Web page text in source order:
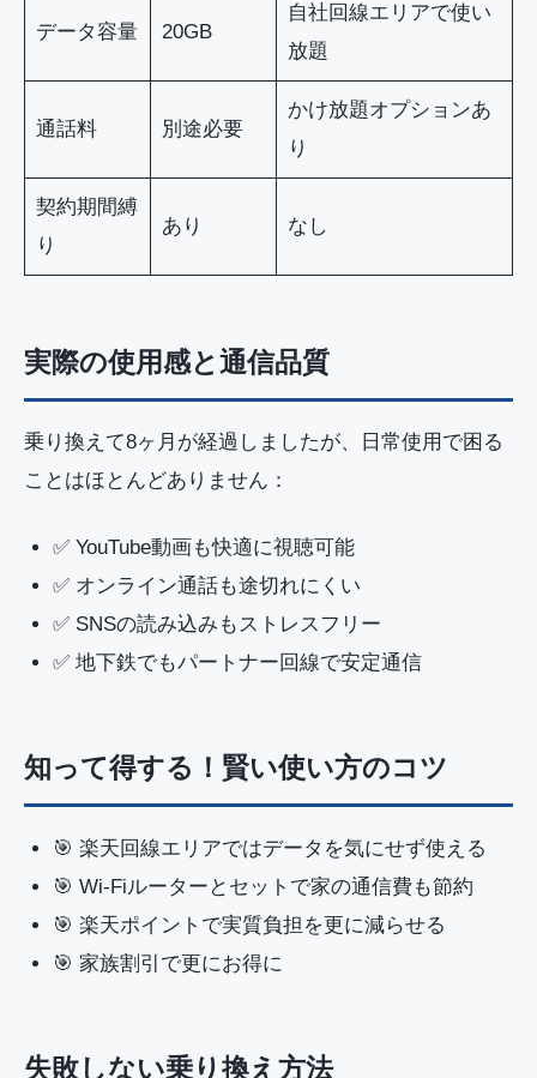
データ容量 20GB
自社回線エリアで使い
放題
通話料 別途必要
かけ放題オプションあ
り
契約期間縛
り
あり なし
実際の使用感と通信品質
乗り換えて8ヶ月が経過しましたが、日常使用で困る
ことはほとんどありません：
✅ YouTube動画も快適に視聴可能
✅ オンライン通話も途切れにくい
✅ SNSの読み込みもストレスフリー
✅ 地下鉄でもパートナー回線で安定通信
知って得する！賢い使い方のコツ
🎯 楽天回線エリアではデータを気にせず使える
🎯 Wi-Fiルーターとセットで家の通信費も節約
🎯 楽天ポイントで実質負担を更に減らせる
🎯 家族割引で更にお得に
失敗しない乗り換え方法